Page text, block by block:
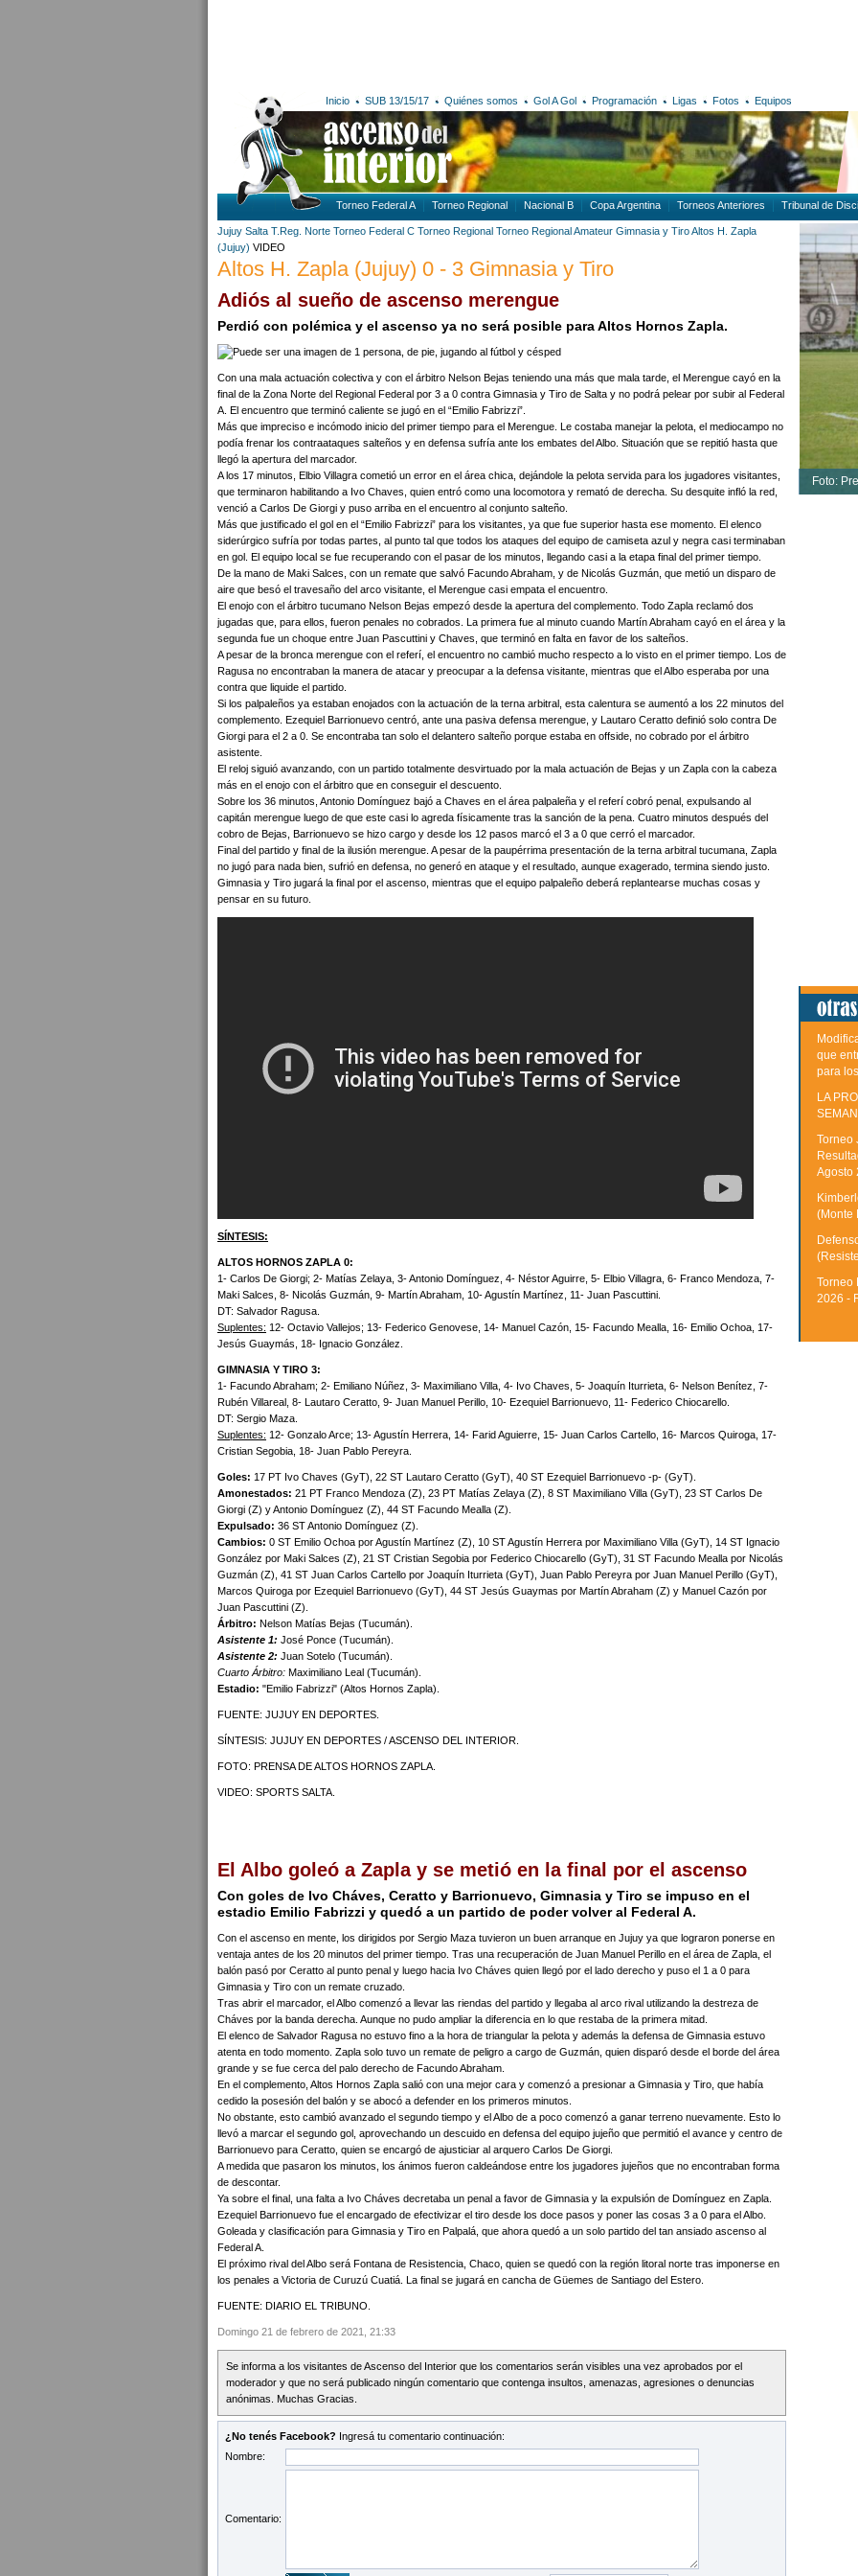
Inicio SUB 13/15/17 Quiénes somos Gol A Gol Programación Ligas Fotos Equipos
Torneo Federal A Torneo Regional Nacional B Copa Argentina Torneos Anteriores Tribunal de
Jujuy Salta T.Reg. Norte Torneo Federal C Torneo Regional Torneo Regional Amateur Gimnasia y TiroAltos H. Zapla
(Jujuy) VIDEO
Altos H. Zapla (Jujuy) 0 - 3 Gimnasia y Tiro
Adiós al sueño de ascenso merengue
Perdió con polémica y el ascenso ya no será posible para Altos Hornos Zapla.
Con una mala actuación colectiva y con el árbitro Nelson Bejas teniendo una más que mala tarde, el Merengue cayó en la
final de la Zona Norte del Regional Federal por 3 a 0 contra Gimnasia y Tiro de Salta y no podrá pelear por subir al Federal
A. El encuentro que terminó caliente se jugó en el “Emilio Fabrizzi”.
Más que impreciso e incómodo inicio del primer tiempo para el Merengue. Le costaba manejar la pelota, el mediocampo no
podía frenar los contraataques salteños y en defensa sufría ante los embates del Albo. Situación que se repitió hasta que
llegó la apertura del marcador.
A los 17 minutos, Elbio Villagra cometió un error en el área chica, dejándole la pelota servida para los jugadores visitantes,
que terminaron habilitando a Ivo Chaves, quien entró como una locomotora y remató de derecha. Su desquite infló la red,
venció a Carlos De Giorgi y puso arriba en el encuentro al conjunto salteño.
Más que justificado el gol en el “Emilio Fabrizzi” para los visitantes, ya que fue superior hasta ese momento. El elenco
siderúrgico sufría por todas partes, al punto tal que todos los ataques del equipo de camiseta azul y negra casi terminaban
en gol. El equipo local se fue recuperando con el pasar de los minutos, llegando casi a la etapa final del primer tiempo.
De la mano de Maki Salces, con un remate que salvó Facundo Abraham, y de Nicolás Guzmán, que metió un disparo de
aire que besó el travesaño del arco visitante, el Merengue casi empata el encuentro.
El enojo con el árbitro tucumano Nelson Bejas empezó desde la apertura del complemento. Todo Zapla reclamó dos
jugadas que, para ellos, fueron penales no cobrados. La primera fue al minuto cuando Martín Abraham cayó en el área y la
segunda fue un choque entre Juan Pascuttini y Chaves, que terminó en falta en favor de los salteños.
A pesar de la bronca merengue con el referí, el encuentro no cambió mucho respecto a lo visto en el primer tiempo. Los de
Ragusa no encontraban la manera de atacar y preocupar a la defensa visitante, mientras que el Albo esperaba por una
contra que liquide el partido.
Si los palpaleños ya estaban enojados con la actuación de la terna arbitral, esta calentura se aumentó a los 22 minutos del
complemento. Ezequiel Barrionuevo centró, ante una pasiva defensa merengue, y Lautaro Ceratto definió solo contra De
Giorgi para el 2 a 0. Se encontraba tan solo el delantero salteño porque estaba en offside, no cobrado por el árbitro
asistente.
El reloj siguió avanzando, con un partido totalmente desvirtuado por la mala actuación de Bejas y un Zapla con la cabeza
más en el enojo con el árbitro que en conseguir el descuento.
Sobre los 36 minutos, Antonio Domínguez bajó a Chaves en el área palpaleña y el referí cobró penal, expulsando al
capitán merengue luego de que este casi lo agreda físicamente tras la sanción de la pena. Cuatro minutos después del
cobro de Bejas, Barrionuevo se hizo cargo y desde los 12 pasos marcó el 3 a 0 que cerró el marcador.
Final del partido y final de la ilusión merengue. A pesar de la paupérrima presentación de la terna arbitral tucumana, Zapla
no jugó para nada bien, sufrió en defensa, no generó en ataque y el resultado, aunque exagerado, termina siendo justo.
Gimnasia y Tiro jugará la final por el ascenso, mientras que el equipo palpaleño deberá replantearse muchas cosas y
pensar en su futuro.
SÍNTESIS:
ALTOS HORNOS ZAPLA 0:
1- Carlos De Giorgi; 2- Matías Zelaya, 3- Antonio Domínguez, 4- Néstor Aguirre, 5- Elbio Villagra, 6- Franco Mendoza, 7-
Maki Salces, 8- Nicolás Guzmán, 9- Martín Abraham, 10- Agustín Martínez, 11- Juan Pascuttini.
DT: Salvador Ragusa.
Suplentes: 12- Octavio Vallejos; 13- Federico Genovese, 14- Manuel Cazón, 15- Facundo Mealla, 16- Emilio Ochoa, 17-
Jesús Guaymás, 18- Ignacio González.
GIMNASIA Y TIRO 3:
1- Facundo Abraham; 2- Emiliano Núñez, 3- Maximiliano Villa, 4- Ivo Chaves, 5- Joaquín Iturrieta, 6- Nelson Benítez, 7-
Rubén Villareal, 8- Lautaro Ceratto, 9- Juan Manuel Perillo, 10- Ezequiel Barrionuevo, 11- Federico Chiocarello.
DT: Sergio Maza.
Suplentes: 12- Gonzalo Arce; 13- Agustín Herrera, 14- Farid Aguierre, 15- Juan Carlos Cartello, 16- Marcos Quiroga, 17-
Cristian Segobia, 18- Juan Pablo Pereyra.
Goles: 17 PT Ivo Chaves (GyT), 22 ST Lautaro Ceratto (GyT), 40 ST Ezequiel Barrionuevo -p- (GyT).
Amonestados: 21 PT Franco Mendoza (Z), 23 PT Matías Zelaya (Z), 8 ST Maximiliano Villa (GyT), 23 ST Carlos De
Giorgi (Z) y Antonio Domínguez (Z), 44 ST Facundo Mealla (Z).
Expulsado: 36 ST Antonio Domínguez (Z).
Cambios: 0 ST Emilio Ochoa por Agustín Martínez (Z), 10 ST Agustín Herrera por Maximiliano Villa (GyT), 14 ST Ignacio
González por Maki Salces (Z), 21 ST Cristian Segobia por Federico Chiocarello (GyT), 31 ST Facundo Mealla por Nicolás
Guzmán (Z), 41 ST Juan Carlos Cartello por Joaquín Iturrieta (GyT), Juan Pablo Pereyra por Juan Manuel Perillo (GyT),
Marcos Quiroga por Ezequiel Barrionuevo (GyT), 44 ST Jesús Guaymas por Martín Abraham (Z) y Manuel Cazón por
Juan Pascuttini (Z).
Árbitro: Nelson Matías Bejas (Tucumán).
Asistente 1: José Ponce (Tucumán).
Asistente 2: Juan Sotelo (Tucumán).
Cuarto Árbitro: Maximiliano Leal (Tucumán).
Estadio: "Emilio Fabrizzi" (Altos Hornos Zapla).
FUENTE: JUJUY EN DEPORTES.
SÍNTESIS: JUJUY EN DEPORTES / ASCENSO DEL INTERIOR.
FOTO: PRENSA DE ALTOS HORNOS ZAPLA.
VIDEO: SPORTS SALTA.
El Albo goleó a Zapla y se metió en la final por el ascenso
Con goles de Ivo Cháves, Ceratto y Barrionuevo, Gimnasia y Tiro se impuso en el
estadio Emilio Fabrizzi y quedó a un partido de poder volver al Federal A.
Con el ascenso en mente, los dirigidos por Sergio Maza tuvieron un buen arranque en Jujuy ya que lograron ponerse en
ventaja antes de los 20 minutos del primer tiempo. Tras una recuperación de Juan Manuel Perillo en el área de Zapla, el
balón pasó por Ceratto al punto penal y luego hacia Ivo Cháves quien llegó por el lado derecho y puso el 1 a 0 para
Gimnasia y Tiro con un remate cruzado.
Tras abrir el marcador, el Albo comenzó a llevar las riendas del partido y llegaba al arco rival utilizando la destreza de
Cháves por la banda derecha. Aunque no pudo ampliar la diferencia en lo que restaba de la primera mitad.
El elenco de Salvador Ragusa no estuvo fino a la hora de triangular la pelota y además la defensa de Gimnasia estuvo
atenta en todo momento. Zapla solo tuvo un remate de peligro a cargo de Guzmán, quien disparó desde el borde del área
grande y se fue cerca del palo derecho de Facundo Abraham.
En el complemento, Altos Hornos Zapla salió con una mejor cara y comenzó a presionar a Gimnasia y Tiro, que había
cedido la posesión del balón y se abocó a defender en los primeros minutos.
No obstante, esto cambió avanzado el segundo tiempo y el Albo de a poco comenzó a ganar terreno nuevamente. Esto lo
llevó a marcar el segundo gol, aprovechando un descuido en defensa del equipo jujeño que permitió el avance y centro de
Barrionuevo para Ceratto, quien se encargó de ajusticiar al arquero Carlos De Giorgi.
A medida que pasaron los minutos, los ánimos fueron caldeándose entre los jugadores jujeños que no encontraban forma
de descontar.
Ya sobre el final, una falta a Ivo Cháves decretaba un penal a favor de Gimnasia y la expulsión de Domínguez en Zapla.
Ezequiel Barrionuevo fue el encargado de efectivizar el tiro desde los doce pasos y poner las cosas 3 a 0 para el Albo.
Goleada y clasificación para Gimnasia y Tiro en Palpalá, que ahora quedó a un solo partido del tan ansiado ascenso al
Federal A.
El próximo rival del Albo será Fontana de Resistencia, Chaco, quien se quedó con la región litoral norte tras imponerse en
los penales a Victoria de Curuzú Cuatiá. La final se jugará en cancha de Güemes de Santiago del Estero.
FUENTE: DIARIO EL TRIBUNO.
Domingo 21 de febrero de 2021, 21:33
Se informa a los visitantes de Ascenso del Interior que los comentarios serán visibles una vez aprobados por el
moderador y que no será publicado ningún comentario que contenga insultos, amenazas, agresiones o denuncias
anónimas. Muchas Gracias.
¿No tenés Facebook? Ingresá tu comentario continuación:
Nombre:
Comentario:
Foto:
que
para
LA
Torneo
Agosto
(Monte
Torneo
2026 -